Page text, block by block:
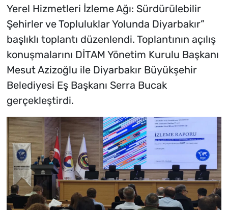
Yerel Hizmetleri İzleme Ağı: Sürdürülebilir
Şehirler ve Topluluklar Yolunda Diyarbakır”
başlıklı toplantı düzenlendi. Toplantının açılış
konuşmalarını DİTAM Yönetim Kurulu Başkanı
Mesut Azizoğlu ile Diyarbakır Büyükşehir
Belediyesi Eş Başkanı Serra Bucak
gerçekleştirdi.